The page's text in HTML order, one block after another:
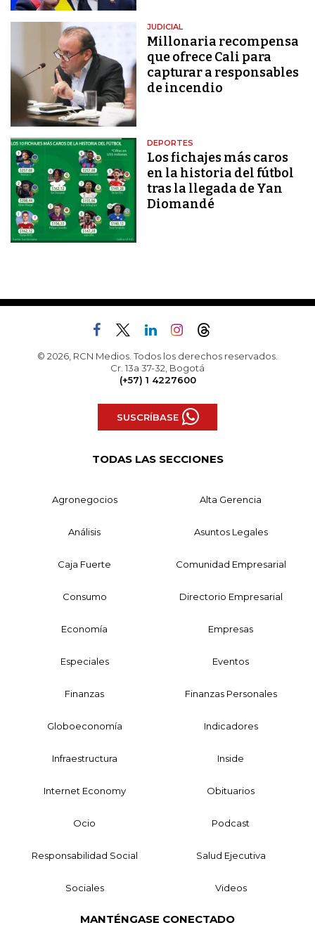
JUDICIAL
Millonaria recompensa
que ofrece Cali para
capturar a responsables
de incendio
DEPORTES
Los fichajes más caros
en la historia del fútbol
tras la llegada de Yan
Diomandé
© 2026, RCN Medios. Todos los derechos reservados.
Cr. 13a 37-32, Bogotá
(+57) 1 4227600
SUSCRÍBASE
TODAS LAS SECCIONES
Agronegocios Alta Gerencia
Análisis Asuntos Legales
Caja Fuerte Comunidad Empresarial
Consumo Directorio Empresarial
Economía Empresas
Especiales Eventos
Finanzas Finanzas Personales
Globoeconomía Indicadores
Infraestructura Inside
Internet Economy Obituarios
Ocio Podcast
Responsabilidad Social Salud Ejecutiva
Sociales Videos
MANTÉNGASE CONECTADO